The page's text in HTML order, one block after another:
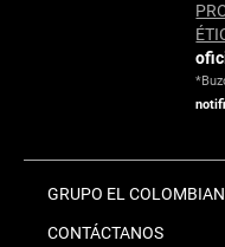
GRUPO EL
CONTÁCTANOS